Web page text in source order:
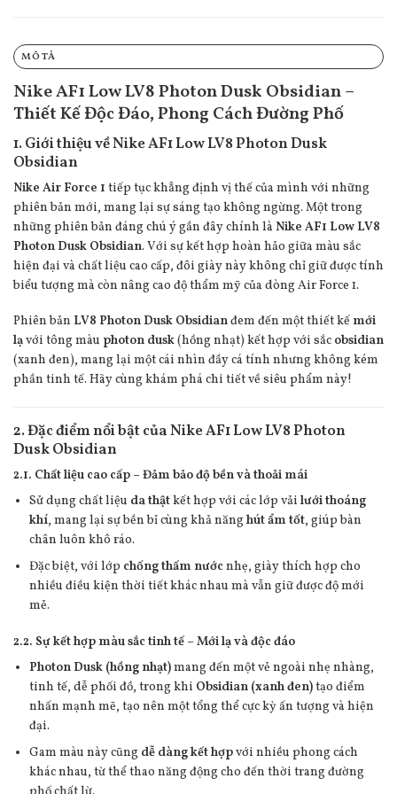
MÔ TẢ
Nike AF1 Low LV8 Photon Dusk Obsidian –
Thiết Kế Độc Đáo, Phong Cách Đường Phố
1. Giới thiệu về Nike AF1 Low LV8 Photon Dusk
Obsidian
Nike Air Force 1 tiếp tục khẳng định vị thế của mình với những
phiên bản mới, mang lại sự sáng tạo không ngừng. Một trong
những phiên bản đáng chú ý gần đây chính là Nike AF1 Low LV8
Photon Dusk Obsidian. Với sự kết hợp hoàn hảo giữa màu sắc
hiện đại và chất liệu cao cấp, đôi giày này không chỉ giữ được tính
biểu tượng mà còn nâng cao độ thẩm mỹ của dòng Air Force 1.
Phiên bản LV8 Photon Dusk Obsidianđem đến một thiết kế mới
lạvới tông màu photon dusk(hồng nhạt) kết hợp với sắc obsidian
(xanh đen), mang lại một cái nhìn đầy cá tính nhưng không kém
phần tinh tế. Hãy cùng khám phá chi tiết về siêu phẩm này!
2. Đặc điểm nổi bật của Nike AF1 Low LV8 Photon
Dusk Obsidian
2.1. Chất liệu cao cấp – Đảm bảo độ bền và thoải mái
Sử dụng chất liệu da thậtkết hợp với các lớp vảilưới thoáng
khí, mang lại sự bền bỉ cùng khả nănghút ẩm tốt, giúp bàn
chân luôn khô ráo.
Đặc biệt, với lớp chống thấm nước nhẹ, giày thích hợp cho
nhiều điều kiện thời tiết khác nhau mà vẫn giữ được độ mới
mẻ.
2.2. Sự kết hợp màu sắc tinh tế – Mới lạ và độc đáo
Photon Dusk (hồng nhạt)mang đến một vẻ ngoài nhẹ nhàng,
tinh tế, dễ phối đồ, trong khi Obsidian (xanh đen)tạo điểm
nhấn mạnh mẽ, tạo nên một tổng thể cực kỳ ấn tượng và hiện
đại.
Gam màu này cũng dễ dàng kết hợpvới nhiều phong cách
khác nhau, từ thể thao năng động cho đến thời trang đường